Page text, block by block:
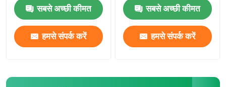
होम
सबसे अच्छी कीमत
हमसे संपर्क करें
सबसे अच्छी कीमत
हमसे संपर्क करें